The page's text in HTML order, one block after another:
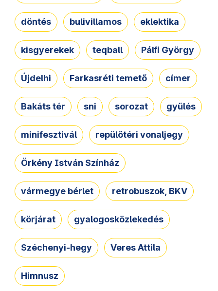
döntés bulivillamos eklektika
kisgyerekek teqball Pálfi György
Újdelhi Farkasréti temető címer
Bakáts tér sni sorozat gyűlés
minifesztivál repülőtéri vonaljegy
Örkény István Színház
vármegye bérlet retrobuszok, BKV
körjárat gyalogosközlekedés
Széchenyi-hegy Veres Attila
Himnusz